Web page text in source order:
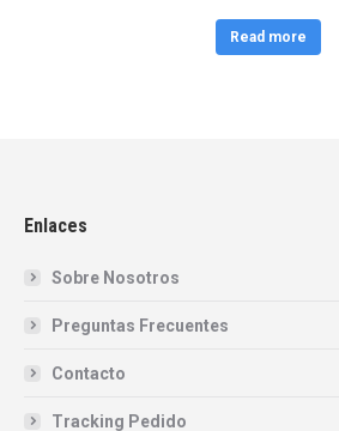
Read more
Enlaces
Sobre Nosotros
Preguntas Frecuentes
Contacto
Tracking Pedido